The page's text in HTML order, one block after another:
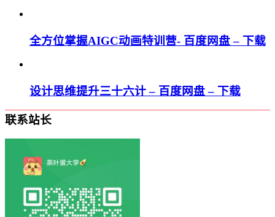
全方位掌握AIGC动画特训营- 百度网盘 – 下载
设计思维提升三十六计 – 百度网盘 – 下载
联系站长